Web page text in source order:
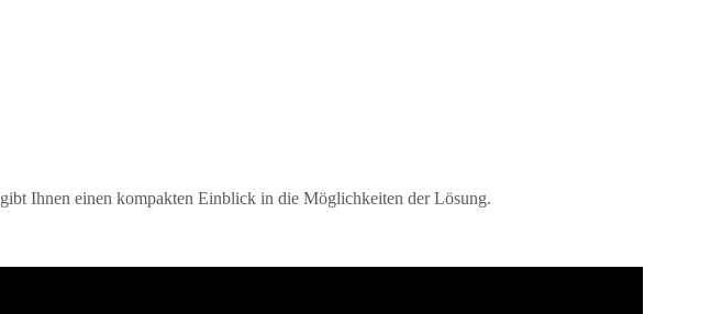
gibt Ihnen einen kompakten Einblick in die Möglichkeiten der Lösung.